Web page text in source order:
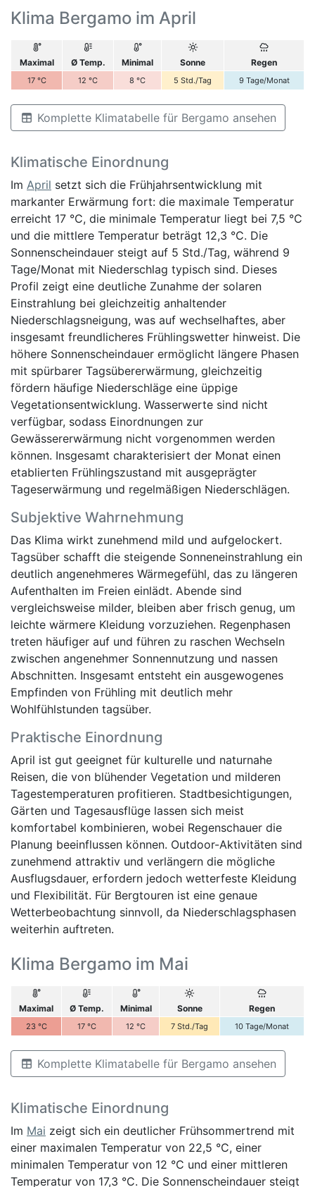
Klima Bergamo im April
Maximal Ø Temp. Minimal Sonne Regen
17 °C 12 °C 8 °C 5 Std./Tag 9 Tage/Monat
Komplette Klimatabelle für Bergamo ansehen
Klimatische Einordnung
Im April setzt sich die Frühjahrsentwicklung mit
markanter Erwärmung fort: die maximale Temperatur
erreicht 17 °C, die minimale Temperatur liegt bei 7,5 °C
und die mittlere Temperatur beträgt 12,3 °C. Die
Sonnenscheindauer steigt auf 5 Std./Tag, während 9
Tage/Monat mit Niederschlag typisch sind. Dieses
Profil zeigt eine deutliche Zunahme der solaren
Einstrahlung bei gleichzeitig anhaltender
Niederschlagsneigung, was auf wechselhaftes, aber
insgesamt freundlicheres Frühlingswetter hinweist. Die
höhere Sonnenscheindauer ermöglicht längere Phasen
mit spürbarer Tagsübererwärmung, gleichzeitig
fördern häufige Niederschläge eine üppige
Vegetationsentwicklung. Wasserwerte sind nicht
verfügbar, sodass Einordnungen zur
Gewässererwärmung nicht vorgenommen werden
können. Insgesamt charakterisiert der Monat einen
etablierten Frühlingszustand mit ausgeprägter
Tageserwärmung und regelmäßigen Niederschlägen.
Subjektive Wahrnehmung
Das Klima wirkt zunehmend mild und aufgelockert.
Tagsüber schafft die steigende Sonneneinstrahlung ein
deutlich angenehmeres Wärmegefühl, das zu längeren
Aufenthalten im Freien einlädt. Abende sind
vergleichsweise milder, bleiben aber frisch genug, um
leichte wärmere Kleidung vorzuziehen. Regenphasen
treten häufiger auf und führen zu raschen Wechseln
zwischen angenehmer Sonnennutzung und nassen
Abschnitten. Insgesamt entsteht ein ausgewogenes
Empfinden von Frühling mit deutlich mehr
Wohlfühlstunden tagsüber.
Praktische Einordnung
April ist gut geeignet für kulturelle und naturnahe
Reisen, die von blühender Vegetation und milderen
Tagestemperaturen profitieren. Stadtbesichtigungen,
Gärten und Tagesausflüge lassen sich meist
komfortabel kombinieren, wobei Regenschauer die
Planung beeinflussen können. Outdoor-Aktivitäten sind
zunehmend attraktiv und verlängern die mögliche
Ausflugsdauer, erfordern jedoch wetterfeste Kleidung
und Flexibilität. Für Bergtouren ist eine genaue
Wetterbeobachtung sinnvoll, da Niederschlagsphasen
weiterhin auftreten.
Klima Bergamo im Mai
Maximal Ø Temp. Minimal Sonne Regen
23 °C 17 °C 12 °C 7 Std./Tag 10 Tage/Monat
Komplette Klimatabelle für Bergamo ansehen
Klimatische Einordnung
Im Mai zeigt sich ein deutlicher Frühsommertrend mit
einer maximalen Temperatur von 22,5 °C, einer
minimalen Temperatur von 12 °C und einer mittleren
Temperatur von 17,3 °C. Die Sonnenscheindauer steigt